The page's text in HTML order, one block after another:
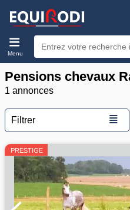
Menu
Pensions chevaux
1 annonces
Filtrer ≣
PRESTIGE